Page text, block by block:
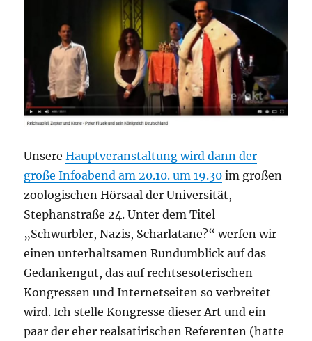
UnsereHauptveranstaltung wird dann der
große Infoabend am 20.10. um 19.30 im großen
zoologischen Hörsaal der Universität,
Stephanstraße 24. Unter dem Titel
„Schwurbler, Nazis, Scharlatane?“ werfen wir
einen unterhaltsamen Rundumblick auf das
Gedankengut, das auf rechtsesoterischen
Kongressen und Internetseiten so verbreitet
wird. Ich stelle Kongresse dieser Art und ein
paar der eher realsatirischen Referenten (hatte